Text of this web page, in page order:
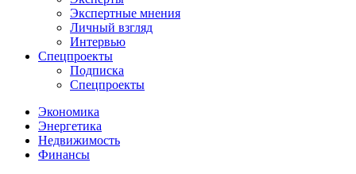
Экспертные мнения
Личный взгляд
Интервью
Спецпроекты
Подписка
Спецпроекты
Экономика
Энергетика
Недвижимость
Финансы